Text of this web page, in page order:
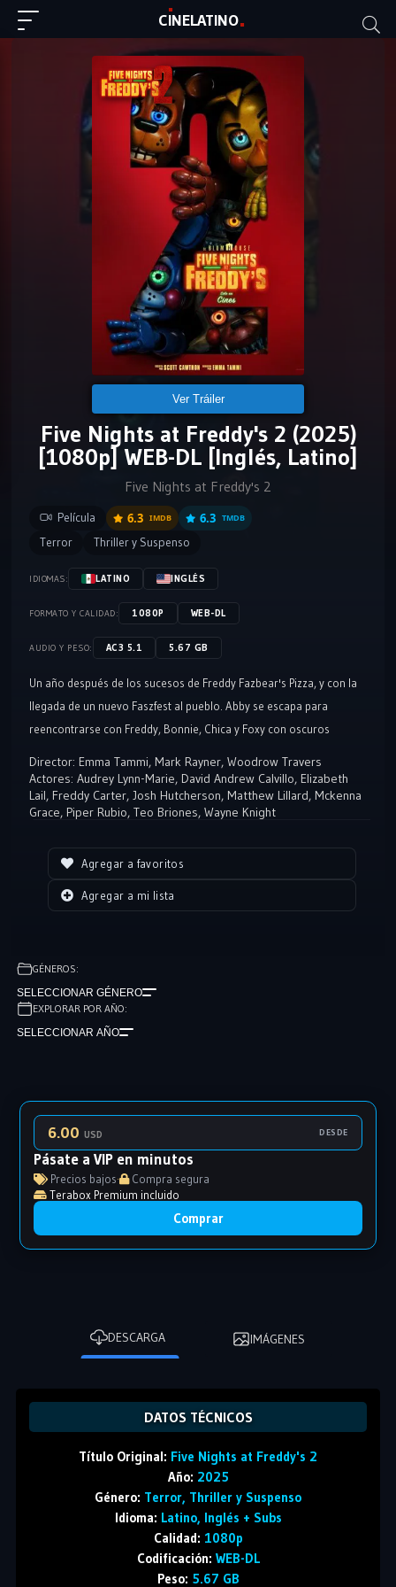
CINELATINO
Ver Tráiler
Five Nights at Freddy's 2 (2025)
[1080p] WEB-DL [Inglés, Latino]
Five Nights at Freddy's 2
Película 6.3 IMDB 6.3 TMDB
Terror Thriller y Suspenso
IDIOMAS: LATINO INGLÉS
FORMATO Y CALIDAD: 1080P WEB-DL
AUDIO Y PESO: AC3 5.1 5.67 GB
Un año después de los sucesos de Freddy Fazbear's Pizza, y con la
llegada de un nuevo Faszfest al pueblo. Abby se escapa para
reencontrarse con Freddy, Bonnie, Chica y Foxy con oscuros
Director: Emma Tammi, Mark Rayner, Woodrow Travers
Actores: Audrey Lynn-Marie, David Andrew Calvillo, Elizabeth
Lail, Freddy Carter, Josh Hutcherson, Matthew Lillard, Mckenna
Grace, Piper Rubio, Teo Briones, Wayne Knight
Agregar a favoritos
Agregar a mi lista
GÉNEROS:
SELECCIONAR GÉNERO
EXPLORAR POR AÑO:
SELECCIONAR AÑO
6.00USD DESDE
Pásate a VIP en minutos
Precios bajos·
Compra segura
Terabox Premium incluido
Comprar
DESCARGA IMÁGENES
DATOS TÉCNICOS
Título Original: Five Nights at Freddy's 2
Año: 2025
Género: Terror, Thriller y Suspenso
Idioma: Latino, Inglés + Subs
Calidad: 1080p
Codificación: WEB-DL
Peso: 5.67 GB